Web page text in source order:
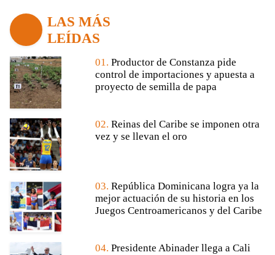
LAS MÁS
LEÍDAS
01. Productor de Constanza pide
control de importaciones y apuesta a
proyecto de semilla de papa
02. Reinas del Caribe se imponen otra
vez y se llevan el oro
03. República Dominicana logra ya la
mejor actuación de su historia en los
Juegos Centroamericanos y del Caribe
04. Presidente Abinader llega a Cali